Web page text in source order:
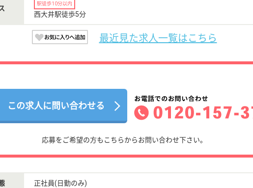
駅徒歩10分以内
西大井駅徒歩5分
最近見た求人一覧はこちら
この求人に問い合わせる
応募をご希望の方もこちらからお問い合わせ下さい。
正社員(日勤のみ)